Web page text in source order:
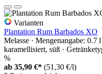
Varianten
Plantation Rum Barbados XO
Melasse · Mengenangabe: 0.7
karamellisiert, süß ·
%
ab 35,90 €* (51,30 €/l)